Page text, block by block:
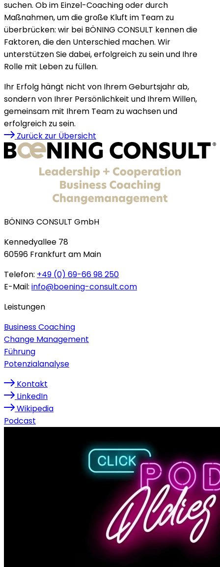
suchen. Ob im Einzel-Coaching oder durch
Maßnahmen, um die große Kluft im Team zu
überbrücken: wir bei BÖNING CONSULT kennen die
Faktoren, die den Unterschied machen. Wir
unterstützen Sie dabei, erfolgreich zu sein und Ihre
Rolle mit Leben zu füllen.
Ihr Erfolg hängt nicht von Ihrem Geburtsjahr ab,
sondern von Ihrer Persönlichkeit und Ihrem Willen,
gemeinsam mit Ihrem Team zu wachsen und
erfolgreich zu sein.
Zurück zur Übersicht
BÖNING CONSULT GmbH
Kennedyallee 78
60596 Frankfurt am Main
Telefon: +49 (0) 69-66 98 250
E-Mail: info@boening-consult.com
Leistungen
Business Coaching
Change Management
Führung
Potenzialanalyse
Kontakt
LinkedIn
Wikipedia
Podcast